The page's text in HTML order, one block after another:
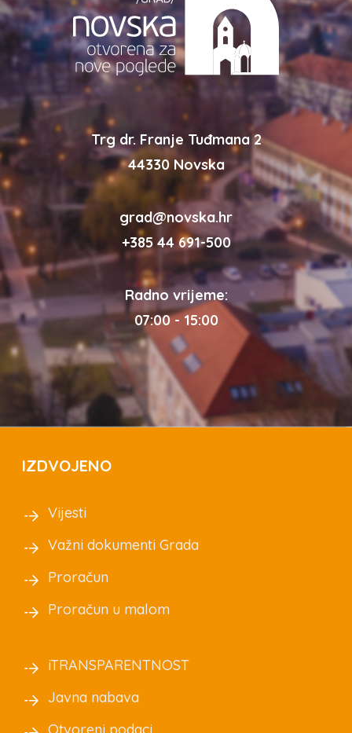
Trg dr. Franje Tuđmana 2
44330 Novska
grad@novska.hr
+385 44 691-500
Radno vrijeme:
07:00 - 15:00
IZDVOJENO
Vijesti
Važni dokumenti Grada
Proračun
Proračun u malom
iTRANSPARENTNOST
Javna nabava